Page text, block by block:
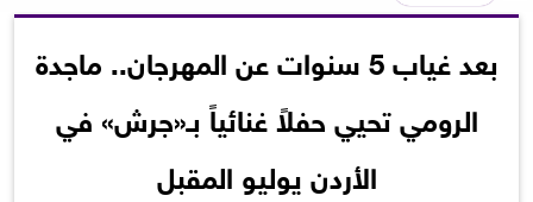
بعد غياب 5 سنوات عن المهرجان.. ماجدة
الرومي تحيي حفلاً غنائياً بـ«جرش» في
الأردن يوليو المقبل